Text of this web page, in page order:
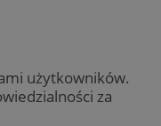
użytkowników.
za